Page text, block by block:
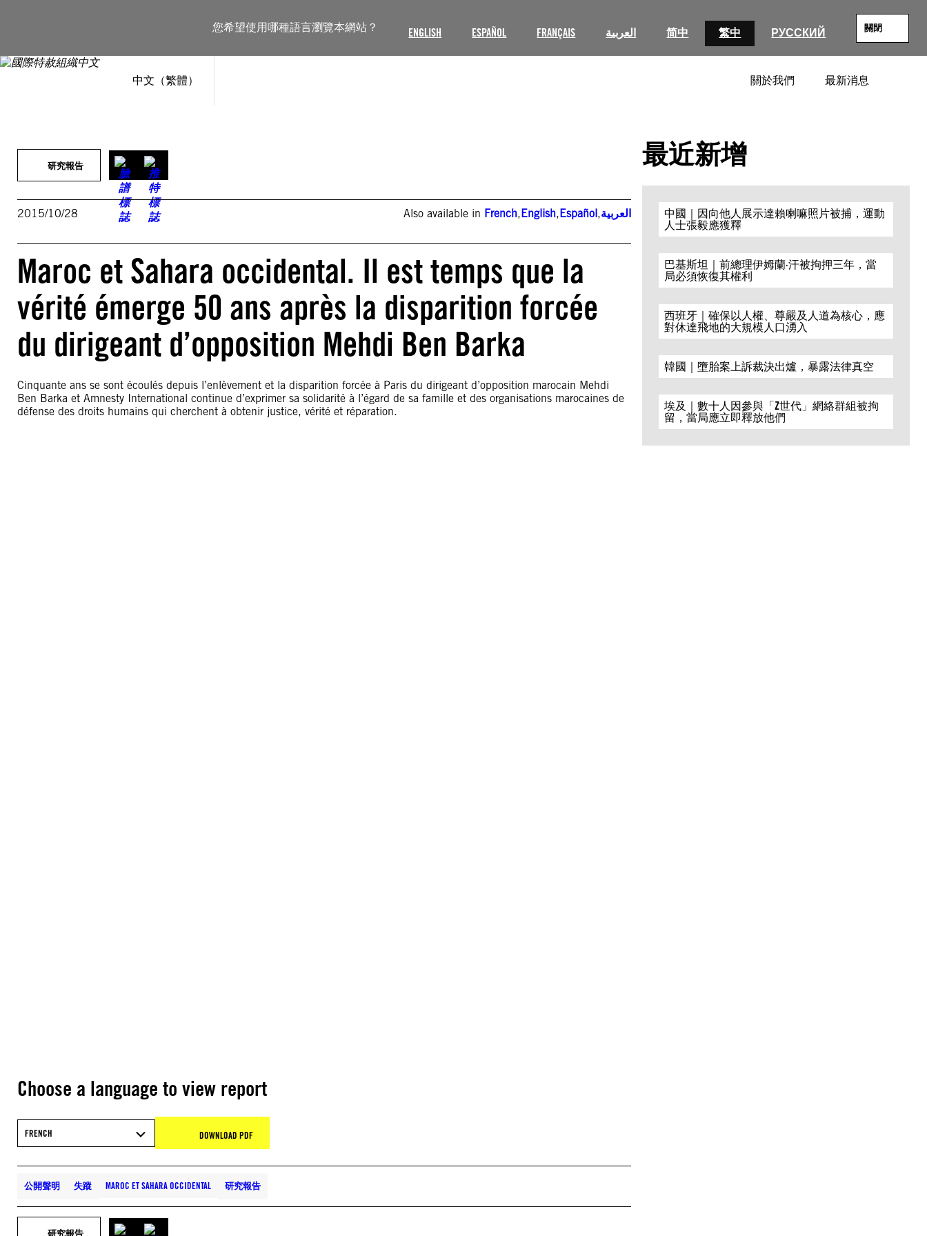
您希望使用哪種語言瀏覽本網站？ ENGLISH ESPAÑOL FRANÇAIS العربية 简中 繁中 РУССКИЙ 關閉
中文（繁體） 關於我們 最新消息
內
研究報告
2015/10/28 Also available in French,English,Español,العربية
Maroc et Sahara occidental. Il est temps que la
vérité émerge 50 ans après la disparition forcée
du dirigeant d’opposition Mehdi Ben Barka
Cinquante ans se sont écoulés depuis l’enlèvement et la disparition forcée à Paris du dirigeant d’opposition marocain Mehdi
Ben Barka et Amnesty International continue d’exprimer sa solidarité à l’égard de sa famille et des organisations marocaines de
défense des droits humains qui cherchent à obtenir justice, vérité et réparation.
Choose a language to view report
FRENCH DOWNLOAD PDF
公開聲明 失蹤 MAROC ET SAHARA OCCIDENTAL 研究報告
研究報告
最近新增
中國｜因向他人展示達賴喇嘛照片被捕，運動
人士張毅應獲釋
巴基斯坦｜前總理伊姆蘭·汗被拘押三年，當
局必須恢復其權利
西班牙｜確保以人權、尊嚴及人道為核心，應
對休達飛地的大規模人口湧入
韓國｜墮胎案上訴裁決出爐，暴露法律真空
埃及｜數十人因參與「Z世代」網絡群組被拘
留，當局應立即釋放他們